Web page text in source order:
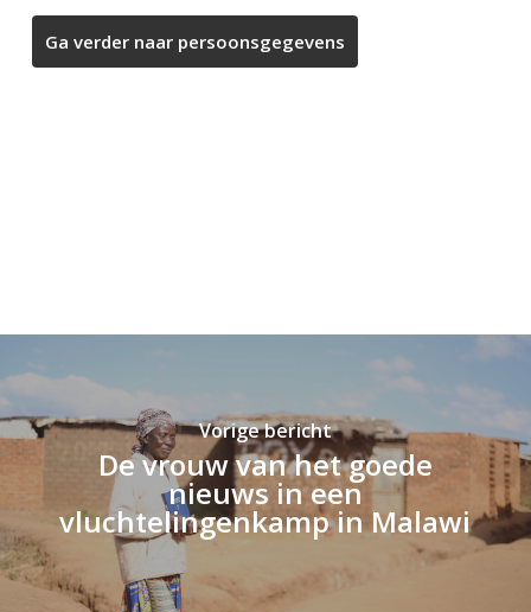
Vorige bericht
De vrouw van het goede
nieuws in een
vluchtelingenkamp in Malawi